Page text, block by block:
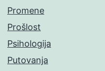
Promene
Prošlost
Psihologija
Putovanja